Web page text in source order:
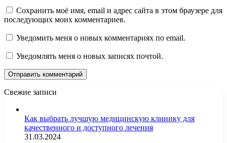
Сохранить моё имя, email и адрес сайта в этом браузере для
последующих моих комментариев.
Уведомить меня о новых комментариях по email.
Уведомлять меня о новых записях почтой.
Свежие записи
Как выбрать лучшую медицинскую клинику для
качественного и доступного лечения
31.03.2024